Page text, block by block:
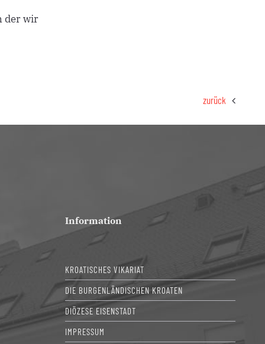
der wir
zurück
Information
KROATISCHES VIKARIAT
DIE BURGENLÄNDISCHEN KROATEN
DIÖZESE EISENSTADT
IMPRESSUM